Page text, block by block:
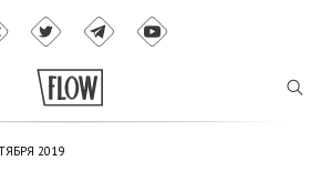
2019